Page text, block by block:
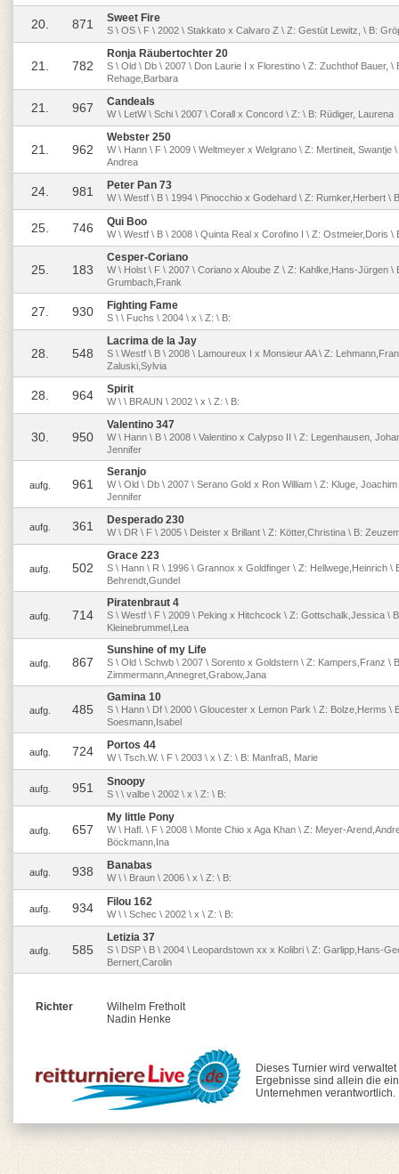
20. 871 Sweet Fire
S \ OS \ F \ 2002 \ Stakkato x Calvaro Z \ Z: Gestüt Lewitz, \ B:
21. 782
Ronja Räubertochter 20
S \ Old \ Db \ 2007 \ Don Laurie I x Florestino \ Z: Zuchthof Bauer, \
Rehage,Barbara
21. 967 Candeals
W \ LetW \ Schi \ 2007 \ Corall x Concord \ Z: \ B: Rüdiger, Laurena
21. 962
Webster 250
W \ Hann \ F \ 2009 \ Weltmeyer x Welgrano \ Z: Mertineit, Swantje
Andrea
24. 981 Peter Pan 73
W \ Westf \ B \ 1994 \ Pinocchio x Godehard \ Z: Rumker,Herbert \
25. 746 Qui Boo
W \ Westf \ B \ 2008 \ Quinta Real x Corofino I \ Z: Ostmeier,Doris \
25. 183
Cesper-Coriano
W \ Holst \ F \ 2007 \ Coriano x Aloube Z \ Z: Kahlke,Hans-Jürgen \
Grumbach,Frank
27. 930 Fighting Fame
S \ \ Fuchs \ 2004 \ x \ Z: \ B:
28. 548
Lacrima de la Jay
S \ Westf \ B \ 2008 \ Lamoureux I x Monsieur AA \ Z:
Zaluski,Sylvia
28. 964 Spirit
W \ \ BRAUN \ 2002 \ x \ Z: \ B:
30. 950
Valentino 347
W \ Hann \ B \ 2008 \ Valentino x Calypso II \ Z: Legenhausen,
Jennifer
aufg. 961
Seranjo
W \ Old \ Db \ 2007 \ Serano Gold x Ron William \ Z: Kluge,
Jennifer
aufg. 361 Desperado 230
W \ DR \ F \ 2005 \ Deister x Brillant \ Z: Kötter,Christina \ B:
aufg. 502
Grace 223
S \ Hann \ R \ 1996 \ Grannox x Goldfinger \ Z: Hellwege,Heinrich \
Behrendt,Gundel
aufg. 714
Piratenbraut 4
S \ Westf \ F \ 2009 \ Peking x Hitchcock \ Z: Gottschalk,Jessica \
Kleinebrummel,Lea
aufg. 867
Sunshine of my Life
S \ Old \ Schwb \ 2007 \ Sorento x Goldstern \ Z: Kampers,Franz \
Zimmermann,Annegret,Grabow,Jana
aufg. 485
Gamina 10
S \ Hann \ Df \ 2000 \ Gloucester x Lemon Park \ Z: Bolze,Herms \
Soesmann,Isabel
aufg. 724 Portos 44
W \ Tsch.W. \ F \ 2003 \ x \ Z: \ B: Manfraß, Marie
aufg. 951 Snoopy
S \ \ valbe \ 2002 \ x \ Z: \ B:
aufg. 657
My little Pony
W \ Hafl. \ F \ 2008 \ Monte Chio x Aga Khan \ Z: Meyer-
Böckmann,Ina
aufg. 938 Banabas
W \ \ Braun \ 2006 \ x \ Z: \ B:
aufg. 934 Filou 162
W \ \ Schec \ 2002 \ x \ Z: \ B:
aufg. 585
Letizia 37
S \ DSP \ B \ 2004 \ Leopardstown xx x Kolibri \ Z: Garlipp,Hans-
Bernert,Carolin
Richter
Wilhelm Fretholt
Nadin Henke
Dieses Turnier wird
Ergebnisse sind allein die
Unternehmen verantwortlich.